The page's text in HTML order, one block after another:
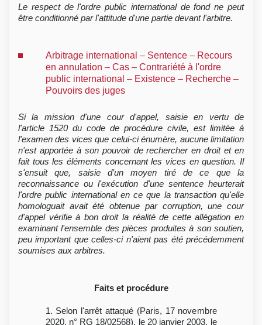
Le respect de l'ordre public international de fond ne peut
être conditionné par l'attitude d'une partie devant l'arbitre.
Arbitrage international – Sentence – Recours
en annulation – Cas – Contrariété à l'ordre
public international – Existence – Recherche –
Pouvoirs des juges
Si la mission d'une cour d'appel, saisie en vertu de
l'article 1520 du code de procédure civile, est limitée à
l'examen des vices que celui-ci énumère, aucune limitation
n'est apportée à son pouvoir de rechercher en droit et en
fait tous les éléments concernant les vices en question. Il
s'ensuit que, saisie d'un moyen tiré de ce que la
reconnaissance ou l'exécution d'une sentence heurterait
l'ordre public international en ce que la transaction qu'elle
homologuait avait été obtenue par corruption, une cour
d'appel vérifie à bon droit la réalité de cette allégation en
examinant l'ensemble des pièces produites à son soutien,
peu important que celles-ci n'aient pas été précédemment
soumises aux arbitres.
Faits et procédure
1. Selon l'arrêt attaqué (Paris, 17 novembre
2020, n° RG 18/02568), le 20 janvier 2003, le